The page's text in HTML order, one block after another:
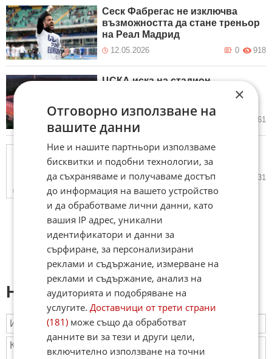
Сеск Фабрегас не изключва
възможността да стане треньор
на Реал Мадрид
12.05.2026 918
0
ЦСКА иска на стадион
1 861
Капитанът на Левски и
половинката му чакат дете
12.05.2026 1 631
Напиши коментар:
×
Отговорно използване на
вашите данни
Ние и нашите партньори използваме
бисквитки и подобни технологии, за
да съхраняваме и получаваме достъп
до информация на вашето устройство
и да обработваме лични данни, като
вашия IP адрес, уникални
идентификатори и данни за
сърфиране, за персонализирани
реклами и съдържание, измерване на
реклами и съдържание, анализ на
аудиторията и подобряване на
услугите.Доставчици от трети страни
(181) може също да обработват
данните ви за тези и други цели,
включително използване на точни